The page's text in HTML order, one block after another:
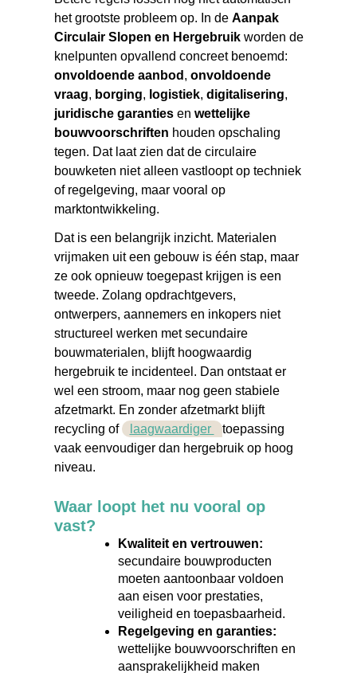
het grootste probleem op. In de Aanpak
Circulair Slopen en Hergebruikworden de
knelpunten opvallend concreet benoemd:
onvoldoende aanbod , onvoldoende
vraag, borging, logistiek, digitalisering,
juridische garantiesen wettelijke
bouwvoorschriften houden opschaling
tegen. Dat laat zien dat de circulaire
bouwketen niet alleen vastloopt op techniek
of regelgeving, maar vooral op
marktontwikkeling.
Dat is een belangrijk inzicht. Materialen
vrijmaken uit een gebouw is één stap, maar
ze ook opnieuw toegepast krijgen is een
tweede. Zolang opdrachtgevers,
ontwerpers, aannemers en inkopers niet
structureel werken met secundaire
bouwmaterialen, blijft hoogwaardig
hergebruik te incidenteel. Dan ontstaat er
wel een stroom, maar nog geen stabiele
afzetmarkt. En zonder afzetmarkt blijft
recycling of
laagwaardiger
toepassing
vaak eenvoudiger dan hergebruik op hoog
niveau.
Waar loopt het nu vooral op
vast?
Kwaliteit en vertrouwen:
secundaire bouwproducten
moeten aantoonbaar voldoen
aan eisen voor prestaties,
veiligheid en toepasbaarheid.
Regelgeving en garanties:
wettelijke bouwvoorschriften en
aansprakelijkheid maken